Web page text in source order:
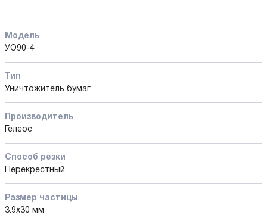
Модель
УО90-4
Тип
Уничтожитель бумаг
Производитель
Гелеос
Способ резки
Перекрестный
Размер частицы
3.9х30 мм